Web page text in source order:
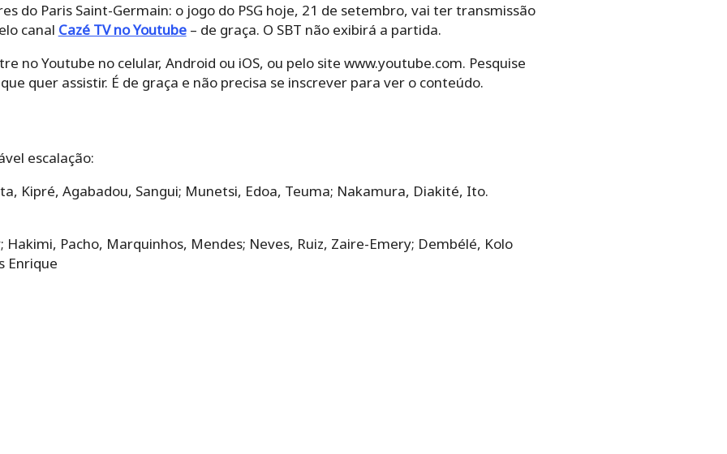
do Paris Saint-Germain: o jogo do PSG hoje, 21 de setembro, vai ter transmissão
canal Cazé TV no Youtube– de graça. O SBT não exibirá a partida.
no Youtube no celular, Android ou iOS, ou pelo site www.youtube.com. Pesquise
quer assistir. É de graça e não precisa se inscrever para ver o conteúdo.
escalação:
Kipré, Agabadou, Sangui; Munetsi, Edoa, Teuma; Nakamura, Diakité, Ito.
Hakimi, Pacho, Marquinhos, Mendes; Neves, Ruiz, Zaire-Emery; Dembélé, Kolo
Enrique